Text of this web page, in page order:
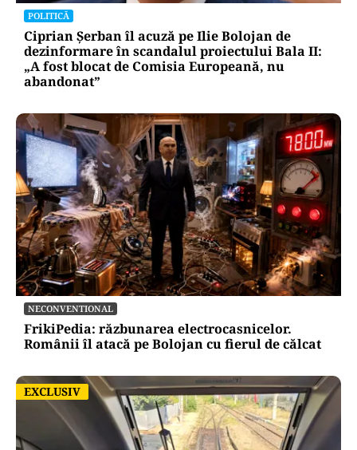
POLITICĂ
Ciprian Șerban îl acuză pe Ilie Bolojan de
dezinformare în scandalul proiectului Bala II:
„A fost blocat de Comisia Europeană, nu
abandonat”
NECONVENTIONAL
FrikiPedia: răzbunarea electrocasnicelor.
Românii îl atacă pe Bolojan cu fierul de călcat
EXCLUSIV
EXCLUSIV